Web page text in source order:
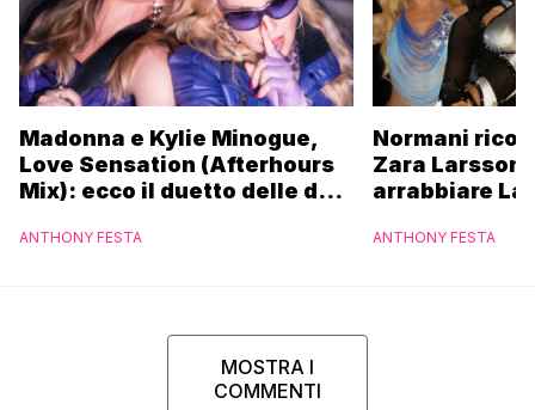
Madonna e Kylie Minogue,
Love Sensation (Afterhours
Mix): ecco il duetto delle due
ANTHONY FESTA
Normani
Zara Larsson
arrabbiare
ANTHONY FESTA
MOSTRA I
COMMENTI